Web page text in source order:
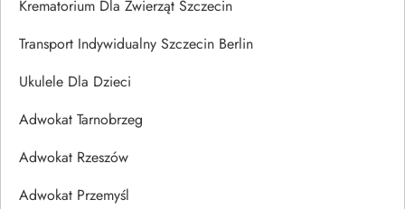
Krematorium Dla Zwierząt Szczecin
Transport Indywidualny Szczecin Berlin
Ukulele Dla Dzieci
Adwokat Tarnobrzeg
Adwokat Rzeszów
Adwokat Przemyśl